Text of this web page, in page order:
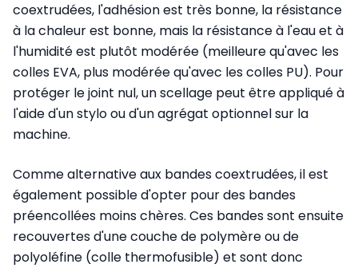
coextrudées, l'adhésion est très bonne, la résistance
à la chaleur est bonne, mais la résistance à l'eau et à
l'humidité est plutôt modérée (meilleure qu'avec les
colles EVA, plus modérée qu'avec les colles PU). Pour
protéger le joint nul, un scellage peut être appliqué à
l'aide d'un stylo ou d'un agrégat optionnel sur la
machine.
Comme alternative aux bandes coextrudées, il est
également possible d'opter pour des bandes
préencollées moins chères. Ces bandes sont ensuite
recouvertes d'une couche de polymère ou de
polyoléfine (colle thermofusible) et sont donc